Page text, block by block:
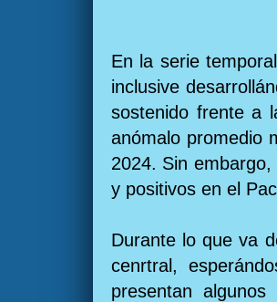
En la serie
inclusive
sostenido frente a
anómalo promedio
2024. Sin
y positivos en el
Durante lo que va
cenrtral,
presentan